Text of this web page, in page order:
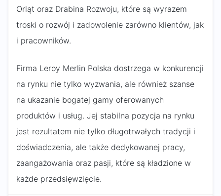
Orląt oraz Drabina Rozwoju, które są wyrazem
troski o rozwój i zadowolenie zarówno klientów, jak
i pracowników.
Firma Leroy Merlin Polska dostrzega w konkurencji
na rynku nie tylko wyzwania, ale również szanse
na ukazanie bogatej gamy oferowanych
produktów i usług. Jej stabilna pozycja na rynku
jest rezultatem nie tylko długotrwałych tradycji i
doświadczenia, ale także dedykowanej pracy,
zaangażowania oraz pasji, które są kładzione w
każde przedsięwzięcie.